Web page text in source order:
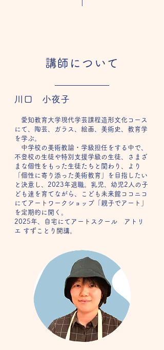
I
​講師について
川口 小夜子
愛知教育大学現代学芸課程造形文化コース
にて、 陶芸、ガラス、絵画、美術史、教育学
を学ぶ。
中学校の美術教諭・学級担任をする中で、
不登校の 生徒や特別支援学級の生徒、さまざ
まな個性をもった 生徒たちと関わり、より
「個性に寄り添った美術教育」を目指したい
と決意し、2023年退職。乳児、幼児2人の 子
ども達を育てながら
こども未来館ココニコ
にて アートワークショップ「親子でアート」
を定期的に開く。
2025年、自宅にてアートスクール アトリ
エ すずことり 開講。